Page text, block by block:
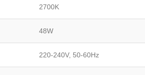
2700K
48W
220-240V, 50-60Hz